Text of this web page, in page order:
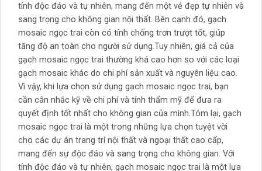
tính độc đáo và tự nhiên, mang đến một vẻ đẹp tự nhiên và
sang trọng cho không gian nội thất. Bên cạnh đó, gạch
mosaic ngọc trai còn có tính chống trơn trượt tốt, giúp
tăng độ an toàn cho người sử dụng.Tuy nhiên, giá cả của
gạch mosaic ngọc trai thường khá cao hơn so với các loại
gạch mosaic khác do chi phí sản xuất và nguyên liệu cao.
Vì vậy, khi lựa chọn sử dụng gạch mosaic ngọc trai, bạn
cần cân nhắc kỹ về chi phí và tính thẩm mỹ để đưa ra
quyết định tốt nhất cho không gian của mình.Tóm lại, gạch
mosaic ngọc trai là một trong những lựa chọn tuyệt vời
cho các dự án trang trí nội thất và ngoại thất cao cấp,
mang đến sự độc đáo và sang trọng cho không gian. Với
tính độc đáo và tự nhiên, gạch mosaic ngọc trai là một lựa